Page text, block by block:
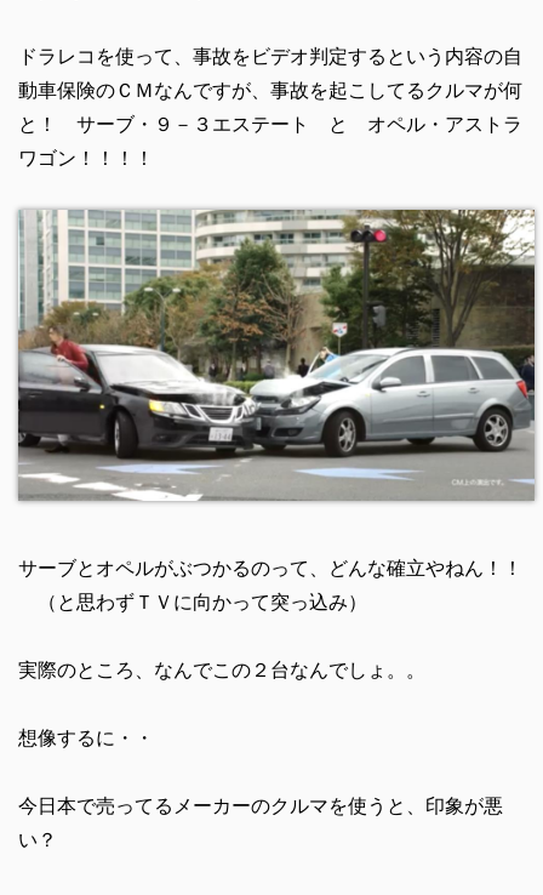
ドラレコを使って、事故をビデオ判定するという内容の自
動車保険のＣＭなんですが、事故を起こしてるクルマが何
と！ サーブ・９－３エステート と オペル・アストラ
ワゴン！！！！
サーブとオペルがぶつかるのって、どんな確立やねん！！
（と思わずＴＶに向かって突っ込み）
実際のところ、なんでこの２台なんでしょ。。
想像するに・・
今日本で売ってるメーカーのクルマを使うと、印象が悪
い？